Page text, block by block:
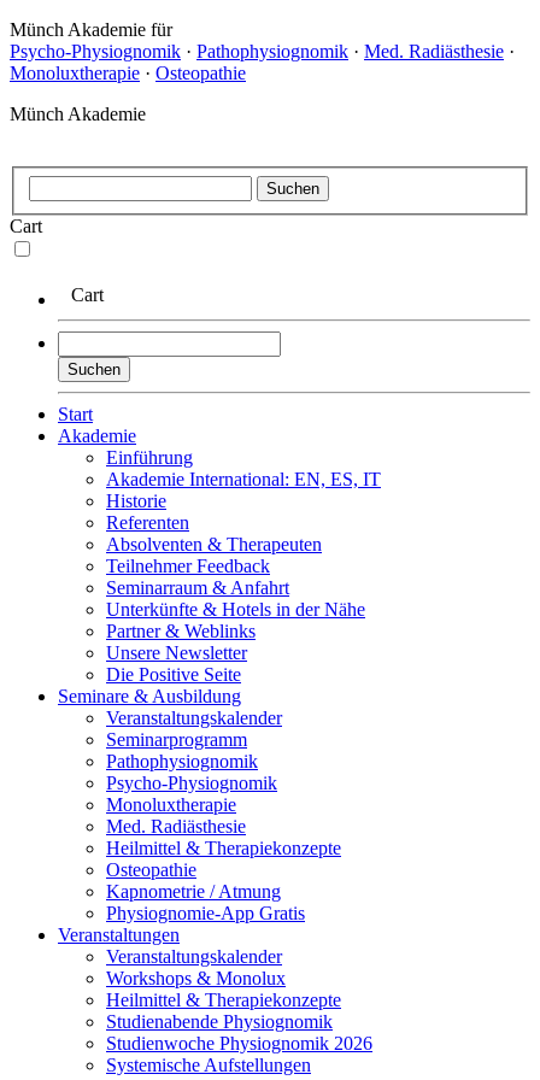
Münch Akademie für
Psycho-Physiognomik · Pathophysiognomik · Med. Radiästhesie ·
Monoluxtherapie · Osteopathie
Münch Akademie
Cart
Cart
Start
Akademie
Einführung
Akademie International: EN, ES, IT
Historie
Referenten
Absolventen & Therapeuten
Teilnehmer Feedback
Seminarraum & Anfahrt
Unterkünfte & Hotels in der Nähe
Partner& Weblinks
Unsere Newsletter
Die Positive Seite
Seminare & Ausbildung
Veranstaltungskalender
Seminarprogramm
Pathophysiognomik
Psycho-Physiognomik
Monoluxtherapie
Med. Radiästhesie
Heilmittel & Therapiekonzepte
Osteopathie
Kapnometrie / Atmung
Physiognomie-App Gratis
Veranstaltungen
Veranstaltungskalender
Workshops & Monolux
Heilmittel & Therapiekonzepte
Studienabende Physiognomik
Studienwoche Physiognomik 2026
Systemische Aufstellungen